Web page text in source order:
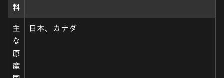
料
主
な
原
産
日本、カナダ